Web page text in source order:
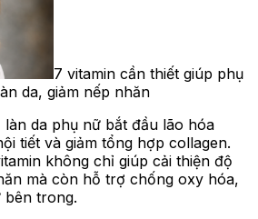
7 vitamin cần thiết giúp phụ
da, giảm nếp nhăn
da phụ nữ bắt đầu lão hóa
tiết và giảm tổng hợp collagen.
không chỉ giúp cải thiện độ
mà còn hỗ trợ chống oxy hóa,
bên trong.